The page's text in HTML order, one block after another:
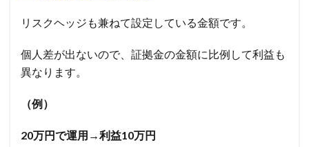
リスクヘッジも兼ねて設定している金額です。
個人差が出ないので、証拠金の金額に比例して利益も
異なります。
（例）
20万円で運用→利益10万円